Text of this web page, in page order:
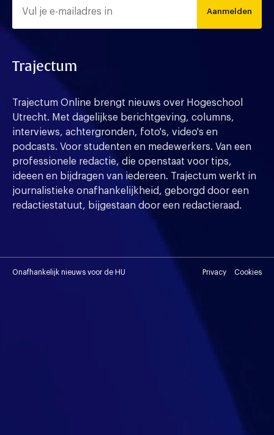
Aanmelden
Trajectum
Trajectum Online brengt nieuws over Hogeschool
Utrecht. Met dagelijkse berichtgeving, columns,
interviews, achtergronden, foto's, video's en
podcasts. Voor studenten en medewerkers. Van een
professionele redactie, die openstaat voor tips,
ideeen en bijdragen van iedereen. Trajectum werkt in
journalistieke onafhankelijkheid, geborgd door een
redactiestatuut, bijgestaan door een redactieraad.
Onafhankelijk nieuws voor de HU Privacy Cookies